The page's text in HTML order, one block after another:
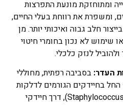
ומתוחזקת מונעת התפרצות
ומשפרת את רווחת בעלי החיים,
חלב גבוה ואיכותי יותר. מן
שימוש לא נכון בחומרי חיטוי
לנזק כלכלי.
העדר: בסביבה רפתית, מחוללי
בחיידקים הגורמים לדלקות
עטין (כמו Streptococcus ו-Staphylococcus), דרך חיידקי